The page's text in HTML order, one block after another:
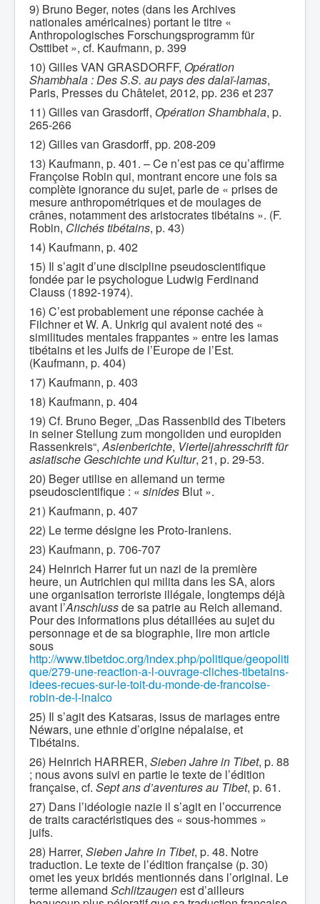
9) Bruno Beger, notes (dans les Archives
nationales américaines) portant le titre «
Anthropologisches Forschungsprogramm für
Osttibet », cf. Kaufmann, p. 399
10) Gilles VAN GRASDORFF, Opération
Shambhala : Des S.S. au pays des dalaï-lamas,
Paris, Presses du Châtelet, 2012, pp. 236 et 237
11) Gilles van Grasdorff, Opération Shambhala, p.
265-266
12) Gilles van Grasdorff, pp. 208-209
13) Kaufmann, p. 401. – Ce n’est pas ce qu’affirme
Françoise Robin qui, montrant encore une fois sa
complète ignorance du sujet, parle de « prises de
mesure anthropométriques et de moulages de
crânes, notamment des aristocrates tibétains ». (F.
Robin, Clichés tibétains, p. 43)
14) Kaufmann, p. 402
15) Il s’agit d’une discipline pseudoscientifique
fondée par le psychologue Ludwig Ferdinand
Clauss (1892-1974).
16) C’est probablement une réponse cachée à
Filchner et W. A. Unkrig qui avaient noté des «
similitudes mentales frappantes » entre les lamas
tibétains et les Juifs de l’Europe de l’Est.
(Kaufmann, p. 404)
17) Kaufmann, p. 403
18) Kaufmann, p. 404
19) Cf. Bruno Beger, „Das Rassenbild des Tibeters
in seiner Stellung zum mongoliden und europiden
Rassenkreis“,Asienberichte, Vierteljahresschrift für
asiatische Geschichte und Kultur, 21, p. 29-53.
20) Beger utilise en allemand un terme
pseudoscientifique : « sinides Blut ».
21) Kaufmann, p. 407
22) Le terme désigne les Proto-Iraniens.
23) Kaufmann, p. 706-707
24) Heinrich Harrer fut un nazi de la première
heure, un Autrichien qui milita dans les SA, alors
une organisation terroriste illégale, longtemps déjà
avant l’Anschlussde sa patrie au Reich allemand.
Pour des informations plus détaillées au sujet du
personnage et de sa biographie, lire mon article
sous
http://www.tibetdoc.org/index.php/politique/geopoliti
que/279-une-reaction-a-l-ouvrage-cliches-tibetains-
idees-recues-sur-le-toit-du-monde-de-francoise-
robin-de-l-inalco
25) Il s’agit des Katsaras, issus de mariages entre
Néwars, une ethnie d’origine népalaise, et
Tibétains.
26) Heinrich HARRER, Sieben Jahre in Tibet, p. 88
; nous avons suivi en partie le texte de l’édition
française, cf. Sept ans d’aventures au Tibet, p. 61.
27) Dans l’idéologie nazie il s’agit en l’occurrence
de traits caractéristiques des « sous-hommes »
juifs.
28) Harrer, Sieben Jahre in Tibet, p. 48. Notre
traduction. Le texte de l’édition française (p. 30)
omet les yeux bridés mentionnés dans l’original. Le
terme allemand Schlitzaugenest d’ailleurs